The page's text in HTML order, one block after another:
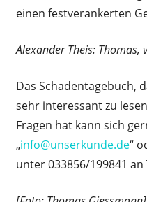
einen festverankerten
Alexander Theis: Thomas,
Das Schadentagebuch,
sehr interessant zu
Fragen hat kann sich
„info@unserkunde.de“
unter 033856/199841